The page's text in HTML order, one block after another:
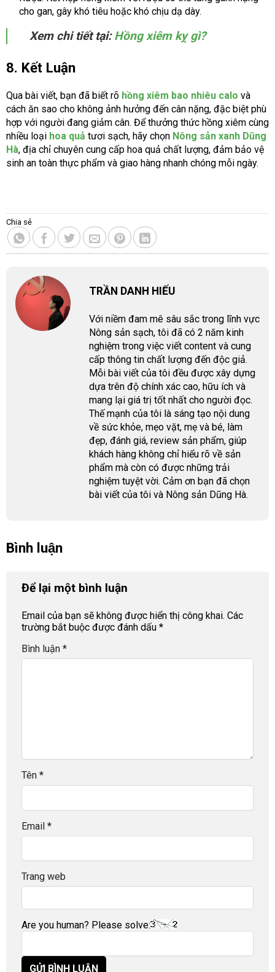
cho gan, gây khó tiêu hoặc khó chịu dạ dày.
Xem chi tiết tại:Hồng xiêm kỵ gì?
8. Kết Luận
Qua bài viết, bạn đã biết rõ hồng xiêm bao nhiêu calo và
cách ăn sao cho không ảnh hưởng đến cân nặng, đặc biệt phù
hợp với người đang giảm cân. Để thưởng thức hồng xiêm cùng
nhiều loại hoa quả tươi sạch, hãy chọn Nông sản xanh Dũng
Hà, địa chỉ chuyên cung cấp hoa quả chất lượng, đảm bảo vệ
sinh an toàn thực phẩm và giao hàng nhanh chóng mỗi ngày.
Chia sẻ
TRẦN DANH HIẾU
Với niềm đam mê sâu sắc trong lĩnh vực
Nông sản sạch, tôi đã có 2 năm kinh
nghiệm trong việc viết content và cung
cấp thông tin chất lượng đến độc giả.
Mỗi bài viết của tôi đều được xây dựng
dựa trên độ chính xác cao, hữu ích và
mang lại giá trị tốt nhất cho người đọc.
Thế mạnh của tôi là sáng tạo nội dung
về sức khỏe, mẹo vặt, mẹ và bé, làm
đẹp, đánh giá, review sản phẩm, giúp
khách hàng không chỉ hiểu rõ về sản
phẩm mà còn có được những trải
nghiệm tuyệt vời. Cảm ơn bạn đã chọn
bài viết của tôi và Nông sản Dũng Hà.
Bình luận
Để lại một bình luận
Email của bạn sẽ không được hiển thị công khai. Các
trường bắt buộc được đánh dấu *
Bình luận *
Tên *
Email *
Trang web
Are you human? Please solve: